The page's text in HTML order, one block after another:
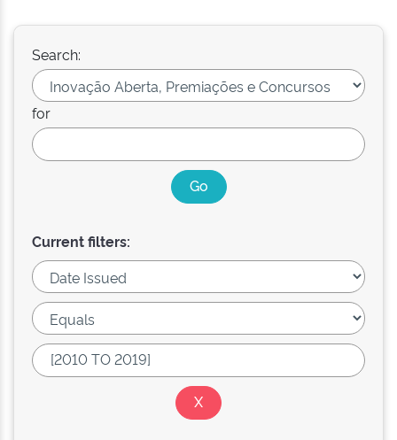
Search:
for
Current filters: